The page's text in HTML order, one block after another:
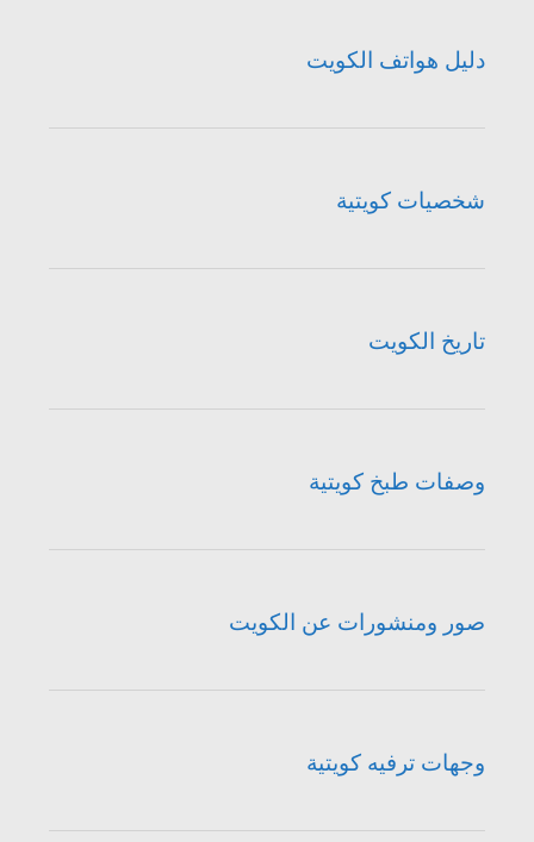
دليل هواتف الكويت
شخصيات كويتية
تاريخ الكويت
وصفات طبخ كويتية
صور ومنشورات عن الكويت
وجهات ترفيه كويتية